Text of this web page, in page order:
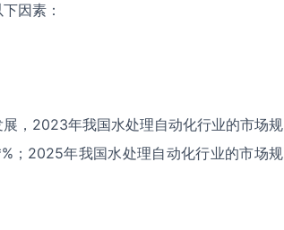
因素：
，2023年我国水处理自动化行业的市场规
；2025年我国水处理自动化行业的市场规